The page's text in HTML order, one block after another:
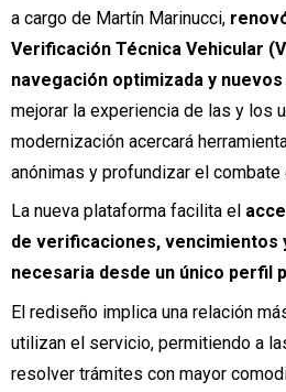
a cargo de Martín Marinucci,
Verificación Técnica Vehicular
navegación optimizada y
mejorar la experiencia de las y los
modernización acercará
anónimas y profundizar el
La nueva plataforma facilita el
de verificaciones, vencimientos
necesaria desde un único perfil
El rediseño implica una relación
utilizan el servicio, permitiendo a
resolver trámites con mayor